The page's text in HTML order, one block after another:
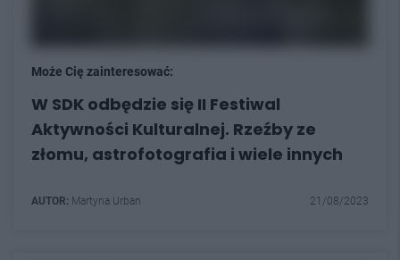
Może Cię zainteresować:
W SDK odbędzie się II Festiwal
Aktywności Kulturalnej. Rzeźby ze
złomu, astrofotografia i wiele innych
AUTOR: Martyna Urban 21/08/2023